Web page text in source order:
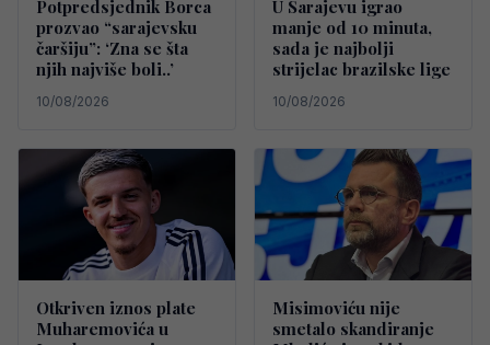
Potpredsjednik Borca
prozvao “sarajevsku
čaršiju”: ‘Zna se šta
njih najviše boli..’
10/08/2026
U Sarajevu igrao
manje od 10 minuta,
sada je najbolji
strijelac brazilske lige
10/08/2026
Otkriven iznos plate
Muharemovića u
Misimoviću nije
smetalo skandiranje